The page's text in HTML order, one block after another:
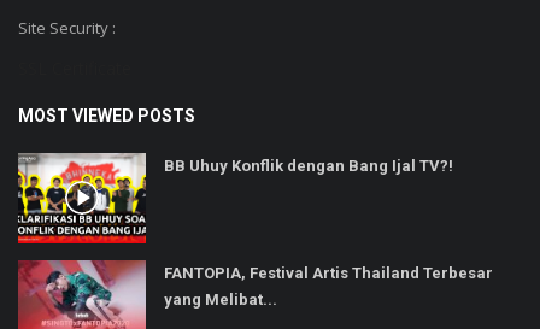
Site Security :
MOST VIEWED POSTS
BB Uhuy Konflik dengan Bang Ijal TV?!
FANTOPIA, Festival Artis Thailand Terbesar
yang Melibat...